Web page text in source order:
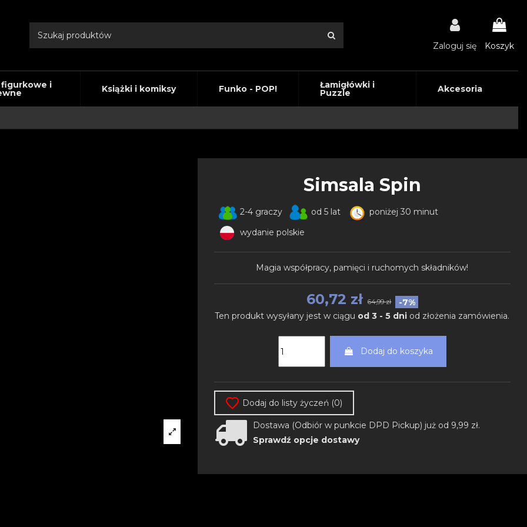
Zaloguj się Koszyk
figurkowe i Książki i komiksy Funko - POP! Łamigłówki i
Puzzle Akcesoria
Simsala Spin
2-4 graczy od 5 lat
poniżej 30 minut
wydanie polskie
Magia współpracy, pamięci i ruchomych składników!
60,72 zł 64,99 zł
-7%
Ten produkt wysyłany jest w ciągu od 3 - 5 dni od złożenia zamówienia.
Dodaj do koszyka
Dodaj do listy życzeń (0)
Dostawa (Odbiór w punkcie DPD Pickup) już od 9,99 zł.
Sprawdź opcje dostawy